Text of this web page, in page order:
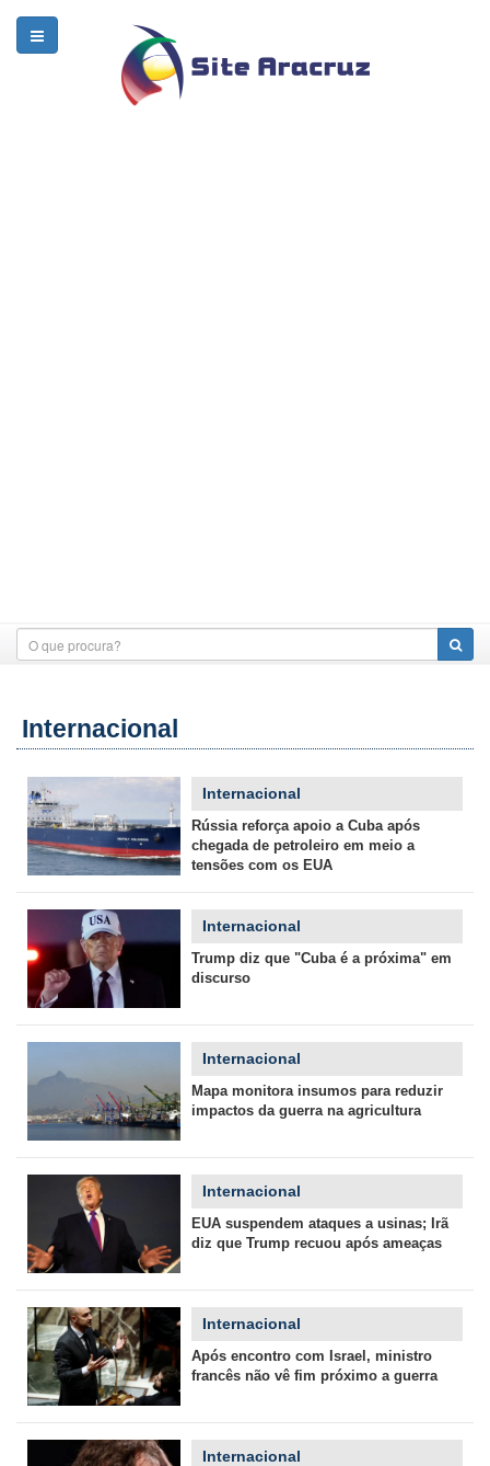
Internacional
Internacional
Rússia reforça apoio a Cuba após
chegada de petroleiro em meio a
tensões com os EUA
Internacional
Trump diz que "Cuba é a próxima" em
discurso
Internacional
Mapa monitora insumos para reduzir
impactos da guerra na agricultura
Internacional
EUA suspendem ataques a usinas; Irã
diz que Trump recuou após ameaças
Internacional
Após encontro com Israel, ministro
francês não vê fim próximo a guerra
Internacional